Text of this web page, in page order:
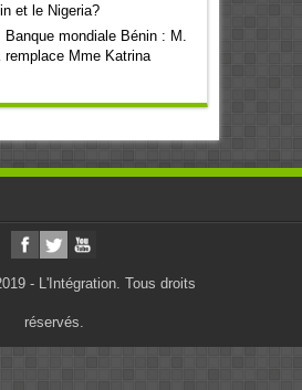
et le Nigeria?
Banque mondiale Bénin : M.
remplace Mme Katrina
- L'Intégration. Tous droits
réservés.